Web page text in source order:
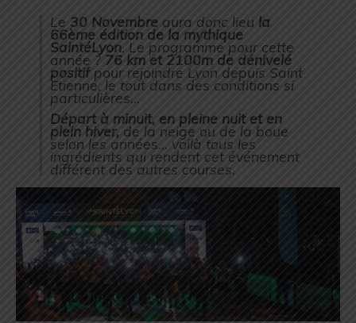
Le 30 Novembre aura donc lieu la
66ème édition de la mythique
SaintéLyon. Le programme pour cette
année ? 76 km et 2100m de dénivelé
positifpour rejoindre Lyon depuis Saint
Etienne, le tout dans des conditions si
particulières…
Départ à minuit, en pleine nuit et en
plein hiver, de la neige ou de la boue
selon les années… voilà tous les
ingrédients qui rendent cet événement
différent des autres courses.